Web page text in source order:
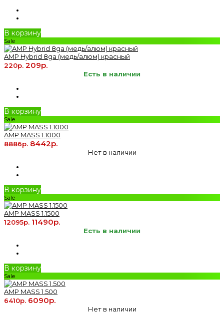
В корзину
Sale
AMP Hybrid 8ga (медь/алюм) красный
220р. 209р.
Есть в наличии
В корзину
Sale
AMP MASS 1.1000
8886р. 8442р.
Нет в наличии
В корзину
Sale
AMP MASS 1.1500
12095р. 11490р.
Есть в наличии
В корзину
Sale
AMP MASS 1.500
6410р. 6090р.
Нет в наличии